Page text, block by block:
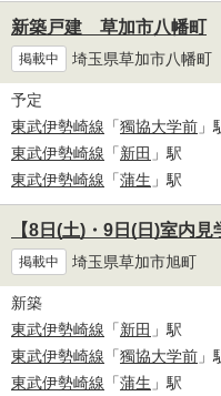
新築戸建 草加市八幡町
掲載中 埼玉県草加市八幡町
予定
東武伊勢崎線 「獨協大学前 」
東武伊勢崎線 「新田 」駅
東武伊勢崎線 「蒲生 」駅
【8日(土)・9日(日)室内
掲載中 埼玉県草加市旭町
新築
東武伊勢崎線 「新田 」駅
東武伊勢崎線 「獨協大学前 」
東武伊勢崎線 「蒲生 」駅